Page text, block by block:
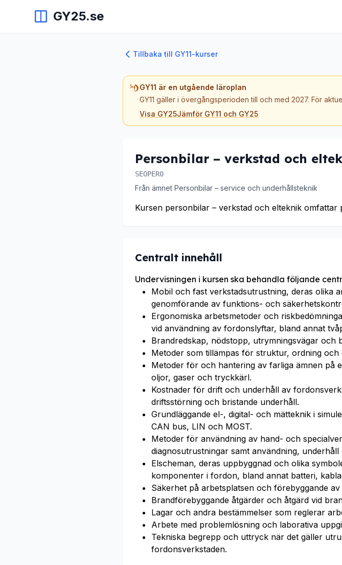
GY25.se
Tillbaka till GY11-kurser
GY11 är en utgående läroplan
GY11 gäller i övergångsperioden till och med 2027. För
Visa GY25Jämför GY11 och GY25
Personbilar – verkstad och
SEOPER0
Från ämnet Personbilar – service och underhållsteknik
Kursen personbilar – verkstad och elteknik
Centralt innehåll
Undervisningen i kursen ska behandla följande
Mobil och fast verkstadsutrustning, deras olika
genomförande av funktions- och
Ergonomiska arbetsmetoder och
vid användning av fordonslyftar, bland annat
Brandredskap, nödstopp, utrymningsvägar och
Metoder som tillämpas för struktur, ordning
Metoder för och hantering av farliga ämnen på
oljor, gaser och tryckkärl.
Kostnader för drift och underhåll av
driftsstörning och bristande underhåll.
Grundläggande el-, digital- och mätteknik i
CAN bus, LIN och MOST.
Metoder för användning av hand- och
diagnosutrustningar samt användning,
Elscheman, deras uppbyggnad och olika
komponenter i fordon, bland annat batteri,
Säkerhet på arbetsplatsen och förebyggande
Brandförebyggande åtgärder och åtgärd vid
Lagar och andra bestämmelser som reglerar
Arbete med problemlösning och laborativa
Tekniska begrepp och uttryck när det gäller
fordonsverkstaden.